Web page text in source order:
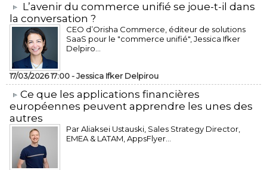
L’avenir du commerce unifié se joue-t-il dans
la conversation ?
CEO d’Orisha Commerce, éditeur de solutions
SaaS pour le "commerce unifié", Jessica Ifker
Delpiro...
17/03/2026 17:00 -Jessica Ifker Delpirou
​Ce que les applications financières
européennes peuvent apprendre les unes des
autres
Par Aliaksei Ustauski, Sales Strategy Director,
EMEA & LATAM, AppsFlyer...